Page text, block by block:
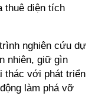
thuê diện tích
nghiên cứu dự
nhiên, giữ gìn
thác với phát triển
làm phá vỡ